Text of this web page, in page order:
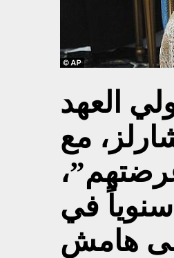
العهد
مع
سنوياً في
هامش